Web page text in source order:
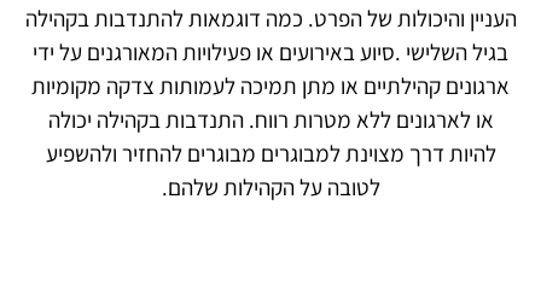
העניין והיכולות של הפרט. כמה דוגמאות להתנדבות בקהילה
בגיל השלישי .סיוע באירועים או פעילויות המאורגנים על ידי
ארגונים קהילתיים או מתן תמיכה לעמותות צדקה מקומיות
או לארגונים ללא מטרות רווח. התנדבות בקהילה יכולה
להיות דרך מצוינת למבוגרים מבוגרים להחזיר ולהשפיע
לטובה על הקהילות שלהם.